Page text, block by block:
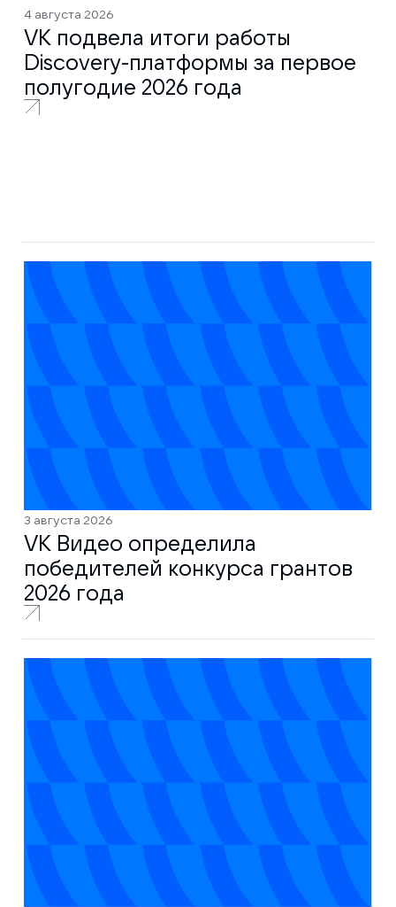
4 августа 2026
VK подвела итоги работы
Discovery-платформы за первое
полугодие 2026 года
3 августа 2026
VK Видео определила
победителей конкурса грантов
2026 года